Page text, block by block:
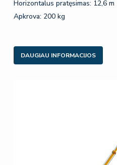
Horizontalus pratęsimas: 12,6 m
Apkrova: 200 kg
DAUGIAU INFORMACIJOS